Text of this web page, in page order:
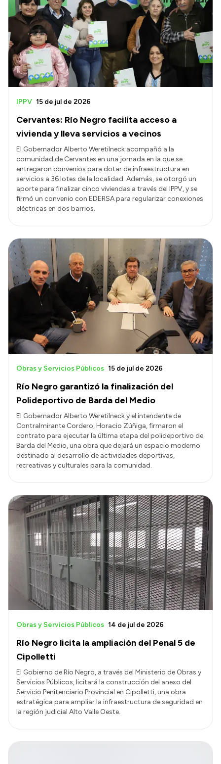
Cervantes: Río Negro facilita acceso a
vivienda y lleva servicios a vecinos
IPPV 15 de jul de 2026
El Gobernador Alberto Weretilneck acompañó a la
comunidad de Cervantes en una jornada en la que se
entregaron convenios para dotar de infraestructura en
servicios a 36 lotes de la localidad. Además, se otorgó un
aporte para finalizar cinco viviendas a través del IPPV, y se
firmó un convenio con EDERSA para regularizar conexiones
eléctricas en dos barrios.
Río Negro garantizó la finalización del
Polideportivo de Barda del Medio
Obras y Servicios Públicos 15 de jul de 2026
El Gobernador Alberto Weretilneck y el intendente de
Contralmirante Cordero, Horacio Zúñiga, firmaron el
contrato para ejecutar la última etapa del polideportivo de
Barda del Medio, una obra que dejará un espacio moderno
destinado al desarrollo de actividades deportivas,
recreativas y culturales para la comunidad.
Río Negro licita la ampliación del Penal 5 de
Cipolletti
Obras y Servicios Públicos 14 de jul de 2026
El Gobierno de Río Negro, a través del Ministerio de Obras y
Servicios Públicos, licitará la construcción del anexo del
Servicio Penitenciario Provincial en Cipolletti, una obra
estratégica para ampliar la infraestructura de seguridad en
la región judicial Alto Valle Oeste.